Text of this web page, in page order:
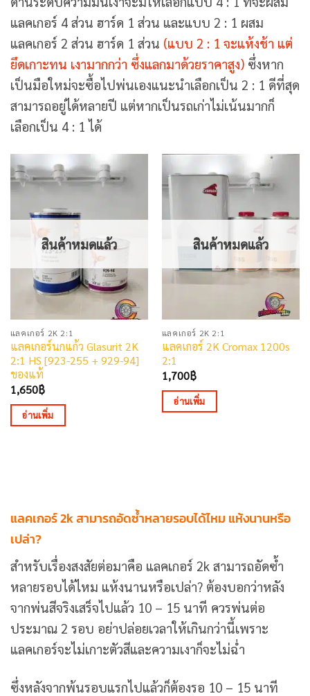
แลคเกอร์ 4 ส่วน ฮาร์ด 1 ส่วน และแบบ 2 : 1 ผสม
แลคเกอร์ 2 ส่วน ฮาร์ด 1 ส่วน (แบบ 2 : 1 จะแห้งช้า แต่
ยึดเกาะทน เงามากกว่า ซึ่งแลกมาด้วยราคาสูง) ซึ่งหาก
เป็นมือใหม่จะซื้อไปพ่นเองแนะนำเลือกเป็น 2 : 1 ดีที่สุด
สามารถอยู่ได้หลายปี แต่หากเป็นรถเก่าไม่เน้นมากก็
เลือกเป็น 4 : 1 ได้
สินค้าหมดแล้ว
แลคเกอร์ 2K 2:1
แลคเกอร์นกแก้ว Glasurit 2K
2:1 HS [923-255 + 929-94]
ของแท้
1,650฿
อ่านเพิ่ม
สินค้าหมดแล้ว
แลคเกอร์ 2K 2:1
แลคเกอร์ 2K Cromax 1200s
2:1
1,700฿
อ่านเพิ่ม
แลคเกอร์ 2k สามารถอัดซ้ำหลายรอบได้ไหม แห้งนานหรือ
เปล่า?
สำหรับเรื่องสงสัยต่อมาคือ แลคเกอร์ 2k สามารถอัดซ้ำ
หลายรอบได้ไหม แห้งนานหรือเปล่า? ต้องบอกว่าหลัง
จากพ่นสีจริงเสร็จไปแล้ว 10 – 15 นาที ควรพ่นต่อ
ประมาณ 2 รอบ อย่าปล่อยเวลาให้เกินกว่านี้เพราะ
แลคเกอร์จะไม่เกาะตัวสีและความเงาก็จะไม่ฉ่ำ
ซึ่งหลังจากพ้นรอบแรกไปแล้วก็ต้องรอ 10 – 15 นาที